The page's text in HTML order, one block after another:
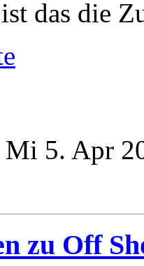
das die
Mi 5. Apr
zu Off